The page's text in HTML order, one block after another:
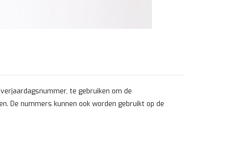
te gebruiken om de
De nummers kunnen ook worden gebruikt op de